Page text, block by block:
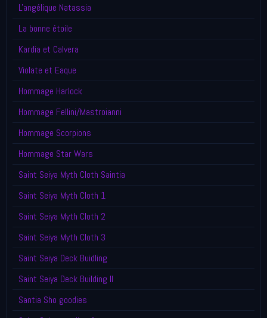
L'angélique Natassia
La bonne étoile
Kardia et Calvera
Violate et Eaque
Hommage Harlock
Hommage Fellini/Mastroianni
Hommage Scorpions
Hommage Star Wars
Saint Seiya Myth Cloth Saintia
Saint Seiya Myth Cloth 1
Saint Seiya Myth Cloth 2
Saint Seiya Myth Cloth 3
Saint Seiya Deck Buidling
Saint Seiya Deck Building II
Santia Sho goodies